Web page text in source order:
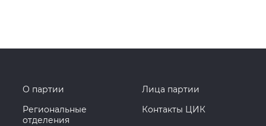
О партии
Лица партии
Региональные
отделения
Контакты ЦИК